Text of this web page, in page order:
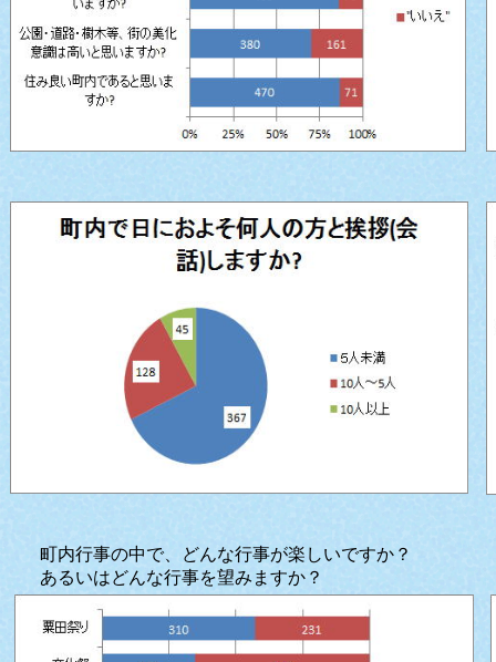
町内行事の中で、どんな行事が楽しいですか？
あるいはどんな行事を望みますか？